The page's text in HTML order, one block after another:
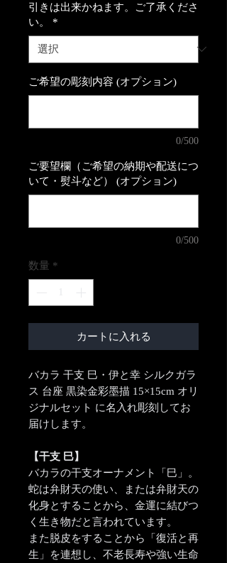
引きは出来かねます。ご了承くださ
い。
*
ご希望の彫刻内容 (オプション)
0/500
ご要望欄（ご希望の納期や配送につ
いて・熨斗など） (オプション)
0/500
数量 *
カートに入れる
バカラ 干支 巳・伊と幸 シルクガラ
ス 台座 黒染金彩墨描 15×15cm オリ
ジナルセット に名入れ彫刻してお
届けします。
【干支 巳】
バカラの干支オーナメント「巳」。
蛇は弁財天の使い、または弁財天の
化身とすることから、金運に結びつ
く生き物だと言われています。
また脱皮をすることから「復活と再
生」を連想し、不老長寿や強い生命